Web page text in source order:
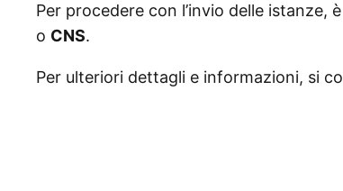
Per procedere con l’invio delle istanze,
o CNS.
Per ulteriori dettagli e informazioni, si